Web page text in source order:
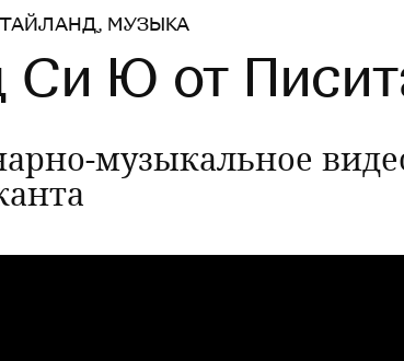
ТАЙЛАНД, МУЗЫКА
Си Ю от
музыкальное